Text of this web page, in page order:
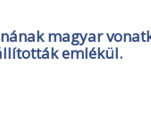
magyar
emlékül.